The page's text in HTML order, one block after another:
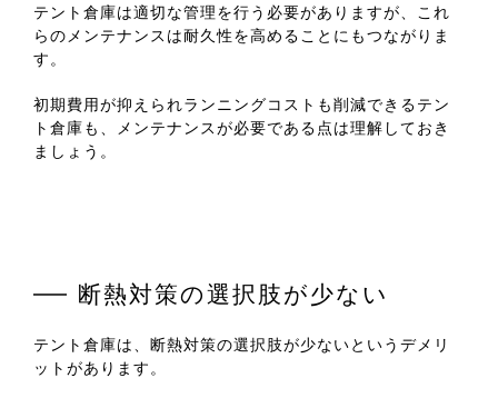
テント倉庫は適切な管理を行う必要がありますが、これ
らのメンテナンスは耐久性を高めることにもつながりま
す。
初期費用が抑えられランニングコストも削減できるテン
ト倉庫も、メンテナンスが必要である点は理解しておき
ましょう。
断熱対策の選択肢が少ない
テント倉庫は、断熱対策の選択肢が少ないというデメリ
ットがあります。